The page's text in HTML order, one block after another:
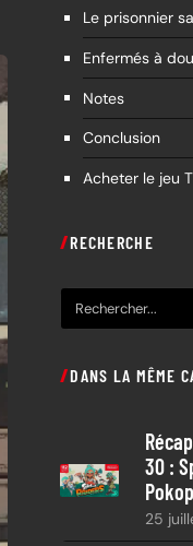
Le prisonnier
Enfermés à
Notes
Conclusion
Acheter le jeu
RECHERCHE
e
h
c
h
DANS LA MÊME
30 :
25